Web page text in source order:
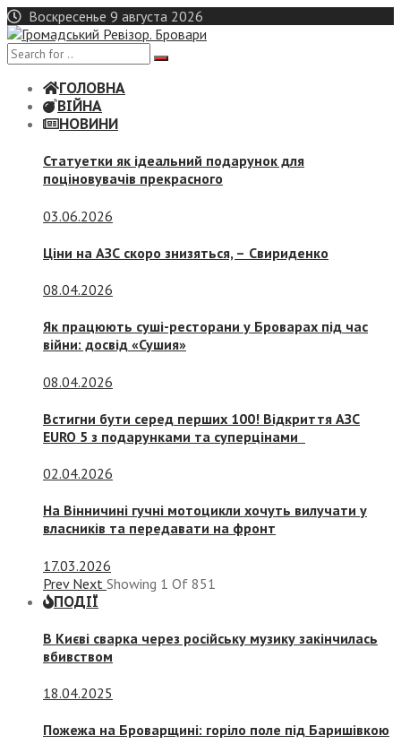
Skip
to
content
Воскресенье 9 августа 2026
ГОЛОВНА
ВІЙНА
НОВИНИ
Статуетки як ідеальний подарунок для
поціновувачів прекрасного
03.06.2026
Ціни на АЗС скоро знизяться, – Свириденко
08.04.2026
Як працюють суші-ресторани у Броварах під час
війни: досвід «Сушия»
08.04.2026
Встигни бути серед перших 100! Відкриття АЗС
EURO 5 з подарунками та суперцінами
02.04.2026
На Вінничині гучні мотоцикли хочуть вилучати у
власників та передавати на фронт
17.03.2026
Prev Next Showing 1 Of 851
ПОДІЇ
В Києві сварка через російську музику закінчилась
вбивством
18.04.2025
Пожежа на Броварщині: горіло поле під Баришівкою